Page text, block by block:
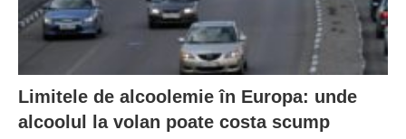
Limitele de alcoolemie în Europa: unde
alcoolul la volan poate costa scump